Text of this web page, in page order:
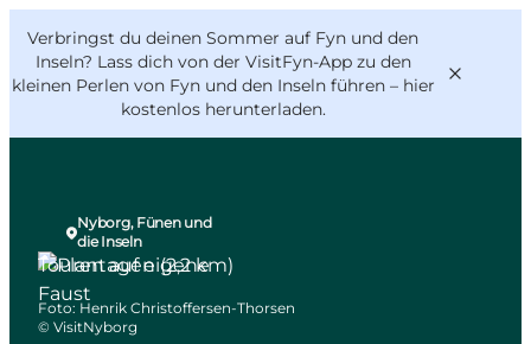
Verbringst du deinen Sommer auf Fyn und den
Inseln? Lass dich von der VisitFyn-App zu den
kleinen Perlen von Fyn und den Inseln führen – hier
kostenlos herunterladen.
Reise Ideen
Outdoor & bike
Essen & trinken
VisitFyn
Deutsch
Nyborg, Fünen und
die Inseln
Touren auf eigene
Faust
Foto: Henrik Christoffersen-Thorsen
© VisitNyborg